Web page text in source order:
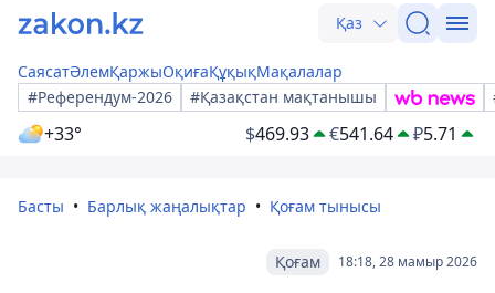
Қаз
СаясатӘлемҚаржыОқиғаҚұқықМақалалар
#Референдум-2026
#Қазақстан мақтанышы
+33° $469.93 €541.64 ₽5.71
Басты Барлық жаңалықтар Қоғам тынысы
18:18, 28 мамыр 2026
Қоғам